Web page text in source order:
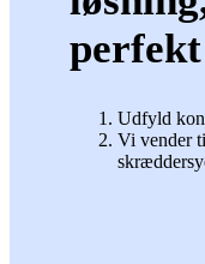
Udfyld
Vi vender